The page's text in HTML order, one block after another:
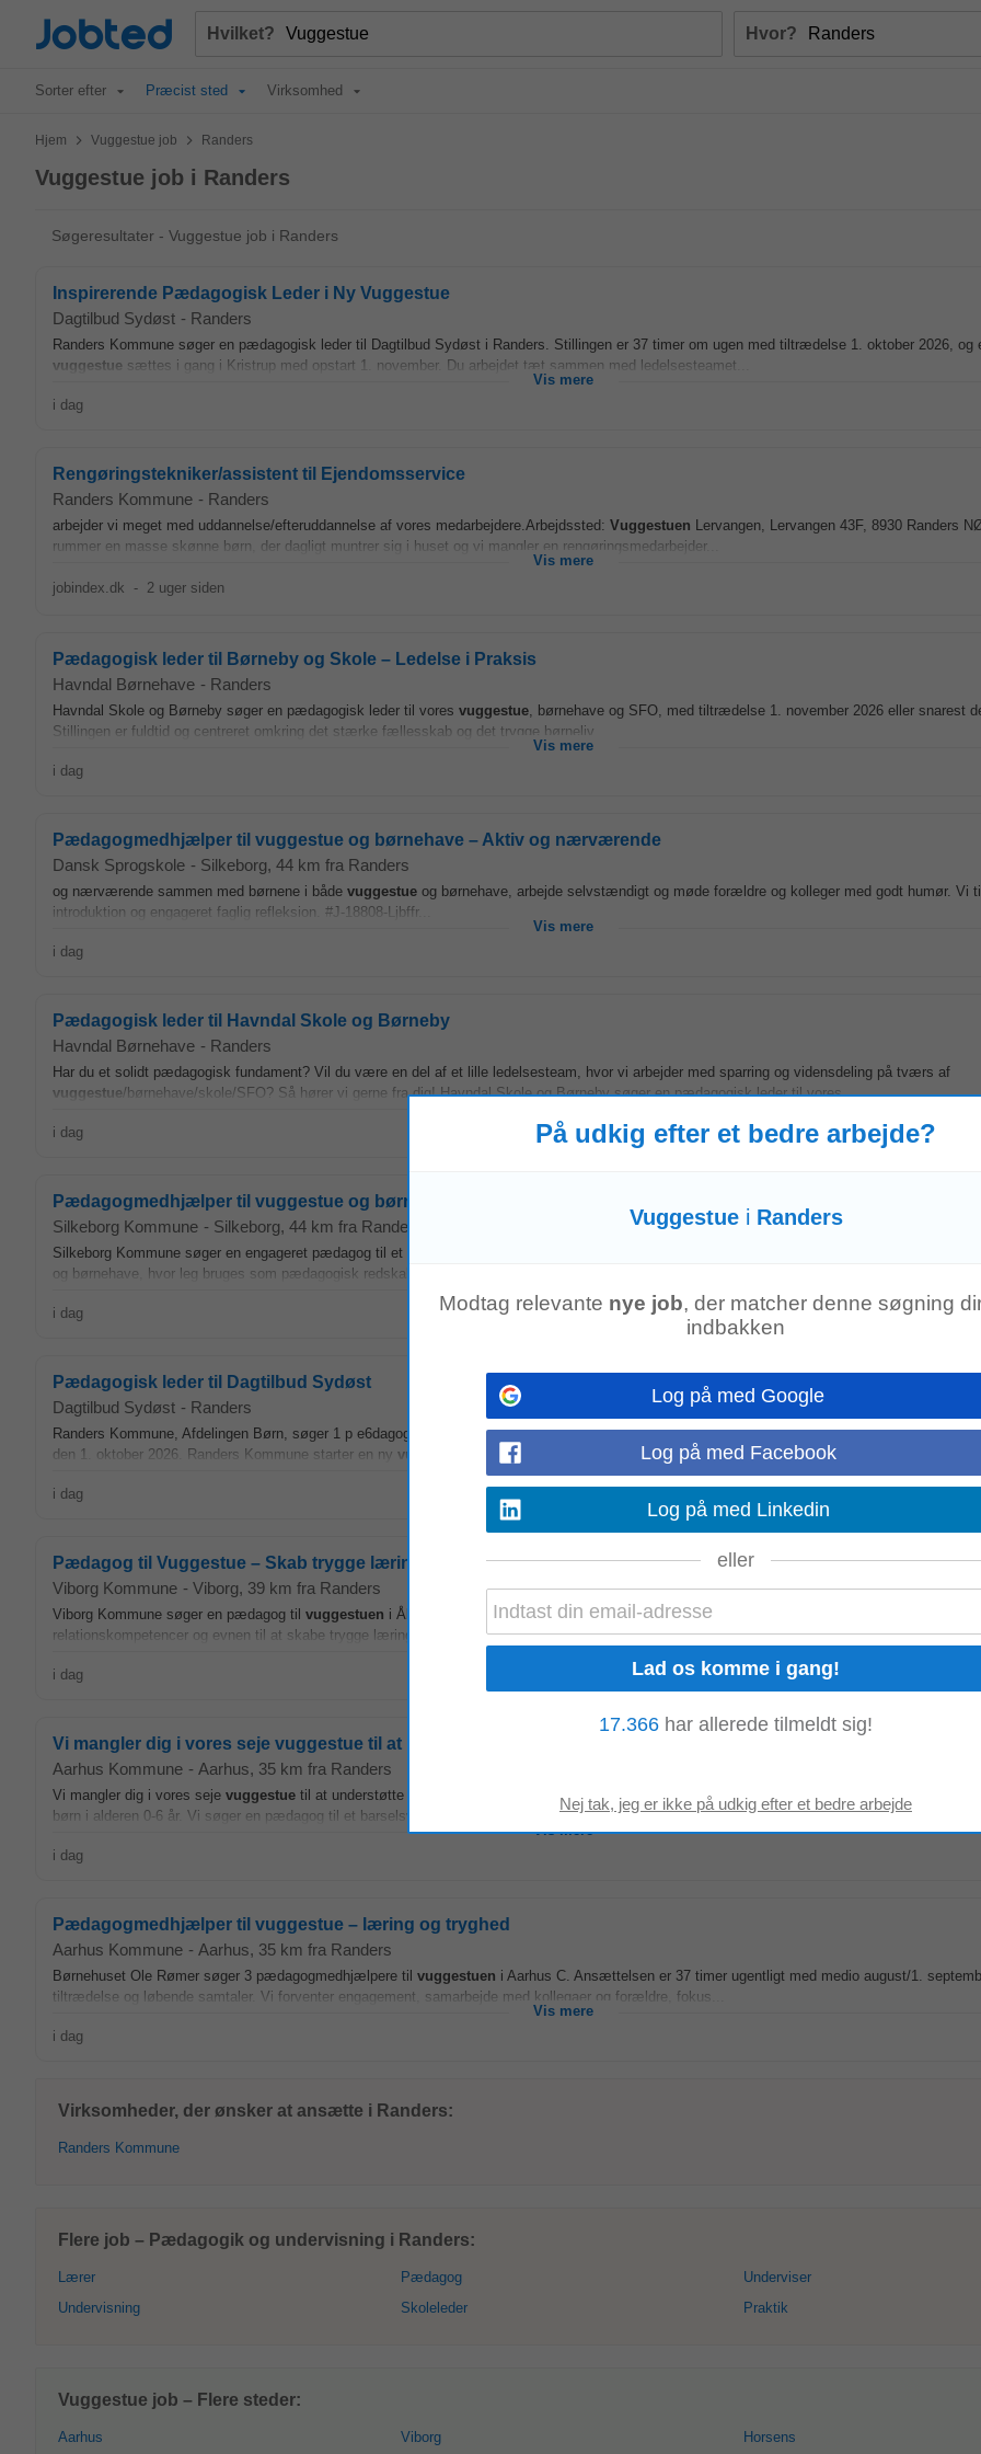
Jobted Hvilket? Hvor?
Sorter efter Præcist sted Virksomhed
Hjem > Vuggestue job > Randers
Vuggestue job i Randers
Søgeresultater - Vuggestue job i Randers
Inspirerende Pædagogisk Leder i Ny Vuggestue
Dagtilbud Sydøst - Randers
Randers Kommune søger en pædagogisk leder til Dagtilbud Sydøst i Randers. Stillingen er 37 timer om ugen med tiltrædelse 1. oktober 2026, og
vuggestue sættes i gang i Kristrup med opstart 1. november. Du arbejdet tæt sammen med ledelsesteamet...
Vis mere
i dag
Rengøringstekniker/assistent til Ejendomsservice
Randers Kommune - Randers
arbejder vi meget med uddannelse/efteruddannelse af vores medarbejdere.Arbejdssted: Vuggestuen Lervangen, Lervangen 43F, 8930 Randers
rummer en masse skønne børn, der dagligt muntrer sig i huset og vi mangler en rengøringsmedarbejder...
Vis mere
jobindex.dk - 2 uger siden
Pædagogisk leder til Børneby og Skole – Ledelse i Praksis
Havndal Børnehave - Randers
Havndal Skole og Børneby søger en pædagogisk leder til vores vuggestue, børnehave og SFO, med tiltrædelse 1. november 2026 eller snarest
Stillingen er fuldtid og centreret omkring det stærke fællesskab og det trygge børneliv...
Vis mere
i dag
Pædagogmedhjælper til vuggestue og børnehave – Aktiv og nærværende
Dansk Sprogskole - Silkeborg, 44 km fra Randers
og nærværende sammen med børnene i både vuggestue og børnehave, arbejde selvstændigt og møde forældre og kolleger med godt humør. Vi
introduktion og engageret faglig refleksion. #J-18808-Ljbffr...
Vis mere
i dag
Pædagogisk leder til Havndal Skole og Børneby
Havndal Børnehave - Randers
Har du et solidt pædagogisk fundament? Vil du være en del af et lille ledelsesteam, hvor vi arbejder med sparring og vidensdeling på tværs af
vuggestue/børnehave/skole/SFO? Så hører vi gerne fra dig! Havndal Skole og Børneby søger en pædagogisk leder til vores...
i dag
Pædagogmedhjælper til vuggestue og børnehave – nærværende
Silkeborg Kommune - Silkeborg, 44 km fra Randers
Silkeborg Kommune søger en engageret pædagog til et børnehus med fokus på børnenes trivsel og udvikling. Arbejdet foregår i et integreret hus
og børnehave, hvor leg bruges som pædagogisk redskab, og hvor neuropædagogiske tilgange...
i dag
Pædagogisk leder til Dagtilbud Sydøst
Dagtilbud Sydøst - Randers
Randers Kommune, Afdelingen Børn, søger 1 p e6dagogisk leder til Dagtilbud Sydeost Stillingen er med 37 timers besk e6ftigelse pr. uge og med
den 1. oktober 2026. Randers Kommune starter en ny vuggestue op i bydelen Kristrup...
i dag
Pædagog til Vuggestue – Skab trygge læringsmiljøer
Viborg Kommune - Viborg, 39 km fra Randers
Viborg Kommune søger en pædagog til vuggestuen i Åkanden, Åkanden i Vridsted, med fokus på børns trivsel og dannelse. Stillingen kræver
relationskompetencer og evnen til at skabe trygge læringsmiljøer.Du forventes at bidrage til et positivt...
Vis mere
i dag
Vi mangler dig i vores seje vuggestue til at understøtte det gode børne(ude)liv i Børnehuset ved Sko
Aarhus Kommune - Aarhus, 35 km fra Randers
Vi mangler dig i vores seje vuggestue til at understøtte det gode børne(ude)liv i Børnehuset ved Skoven Børnehuset ved Skoven er en integreret
børn i alderen 0-6 år. Vi søger en pædagog til et barselsvikariat på 32 timer...
Vis mere
i dag
Pædagogmedhjælper til vuggestue – læring og tryghed
Aarhus Kommune - Aarhus, 35 km fra Randers
Børnehuset Ole Rømer søger 3 pædagogmedhjælpere til vuggestuen i Aarhus C. Ansættelsen er 37 timer ugentligt med medio august/1.
tiltrædelse og løbende samtaler. Vi forventer engagement, samarbejde med kollegaer og forældre, fokus...
Vis mere
i dag
Virksomheder, der ønsker at ansætte i Randers:
Randers Kommune
Flere job – Pædagogik og undervisning i Randers:
Lærer
Undervisning
Pædagog
Skoleleder
Underviser
Praktik
Vuggestue job – Flere steder:
Aarhus Viborg Horsens
På udkig efter et bedre arbejde?
Vuggestuei Randers
Modtag relevante nye job, der matcher denne søgning
indbakken
Log på med Google
Log på med Facebook
Log på med Linkedin
eller
17.366 har allerede tilmeldt sig!